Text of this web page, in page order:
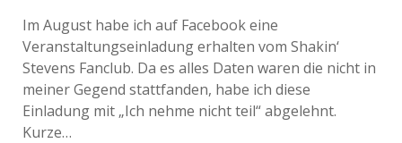
ÜBER DIE AUTORIN
IGASHO UND CHIMALIS KAYA
NIEMALS FÜR IMMER (ROMAN)
BÜCHERSHOPS
DATENSCHUTZERKLÄRUNG
Im August habe ich auf Facebook eine
Veranstaltungseinladung erhalten vom Shakin‘
Stevens Fanclub. Da es alles Daten waren die nicht in
meiner Gegend stattfanden, habe ich diese
Einladung mit „Ich nehme nicht teil“ abgelehnt.
Kurze…